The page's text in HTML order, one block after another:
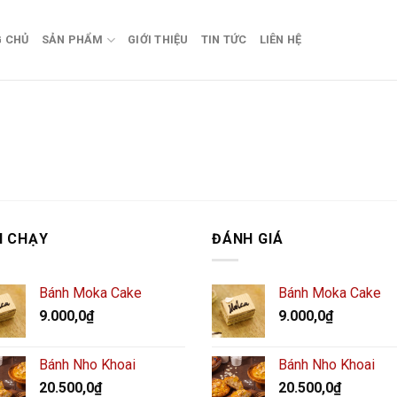
CHỦ SẢN PHẨM GIỚI THIỆU TIN TỨC LIÊN HỆ
CHẠY
Bánh Moka Cake
9.000,0₫
Bánh Nho Khoai
20.500,0₫
ĐÁNH GIÁ
Bánh Moka Cake
9.000,0₫
Bánh Nho Khoai
20.500,0₫